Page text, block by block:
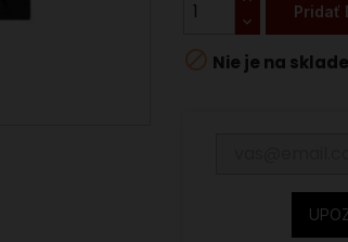
Pridať
 Nie je na sklade